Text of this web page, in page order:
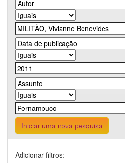
Iniciar uma nova pesquisa
Adicionar filtros: